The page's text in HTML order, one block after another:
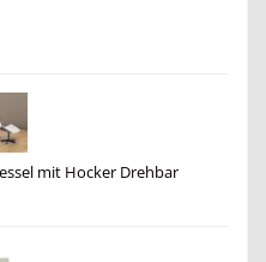
mit Hocker Drehbar